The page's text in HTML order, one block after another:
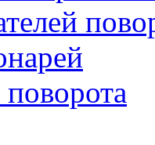
поворота